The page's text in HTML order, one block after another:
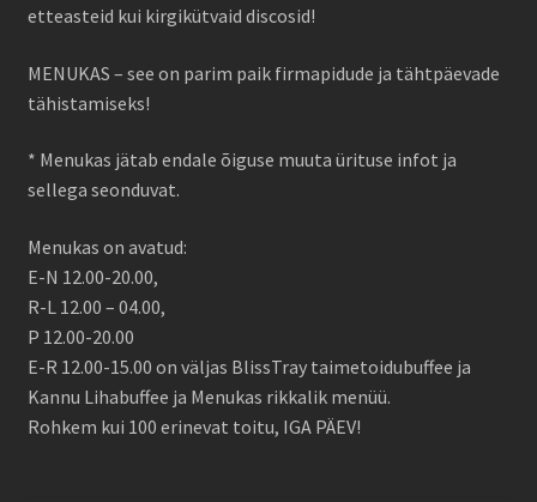
etteasteid kui kirgikütvaid discosid!
MENUKAS – see on parim paik firmapidude ja tähtpäevade
tähistamiseks!
* Menukas jätab endale õiguse muuta ürituse infot ja
sellega seonduvat.
Menukas on avatud:
E-N 12.00-20.00,
R-L 12.00 – 04.00,
P 12.00-20.00
E-R 12.00-15.00 on väljas BlissTray taimetoidubuffee ja
Kannu Lihabuffee ja Menukas rikkalik menüü.
Rohkem kui 100 erinevat toitu, IGA PÄEV!